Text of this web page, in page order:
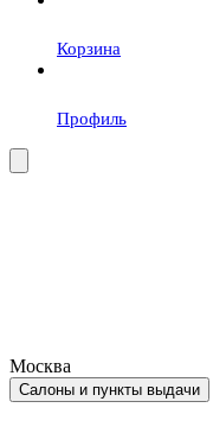
Корзина
Профиль
Москва
Салоны и пункты выдачи